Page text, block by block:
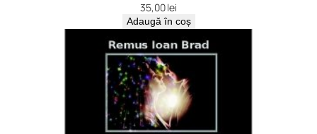
35,00lei
Adaugă în coș